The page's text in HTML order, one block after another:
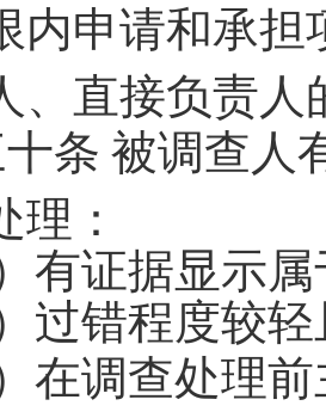
内申请和承担
、直接负责人
条 被调查人
理：
有证据显示
过错程度较
在调查处理